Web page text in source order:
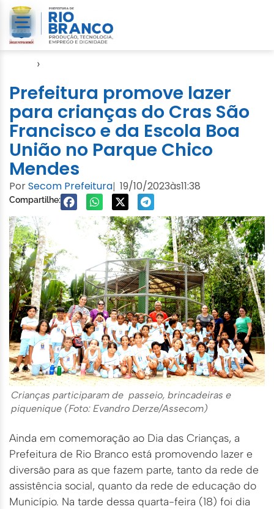
›
Prefeitura promove lazer
para crianças do Cras São
Francisco e da Escola Boa
União no Parque Chico
Mendes
PorSecom Prefeitura| 19/10/2023às11:38
Compartilhe:
Crianças participaram de passeio, brincadeiras e
piquenique (Foto: Evandro Derze/Assecom)
Ainda em comemoração ao Dia das Crianças, a
Prefeitura de Rio Branco está promovendo lazer e
diversão para as que fazem parte, tanto da rede de
assistência social, quanto da rede de educação do
Município. Na tarde dessa quarta-feira (18) foi dia